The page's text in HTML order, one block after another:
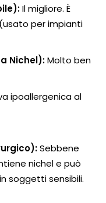
Il migliore. È
per impianti
Nichel):Molto ben
ipoallergenica al
Sebbene
nichel e può
soggetti sensibili.